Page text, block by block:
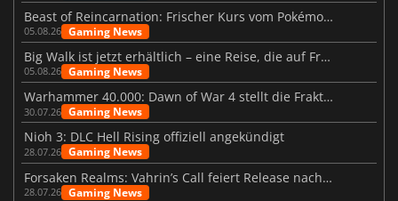
Beast of Reincarnation: Frischer Kurs vom Pokémon-Studio
05.08.26 Gaming News
Big Walk ist jetzt erhältlich – eine Reise, die auf Freundschaft basiert
05.08.26 Gaming News
Warhammer 40.000: Dawn of War 4 stellt die Fraktion der Necrons vor
30.07.26 Gaming News
Nioh 3: DLC Hell Rising offiziell angekündigt
28.07.26 Gaming News
Forsaken Realms: Vahrin’s Call feiert Release nach 10 Jahren
28.07.26 Gaming News